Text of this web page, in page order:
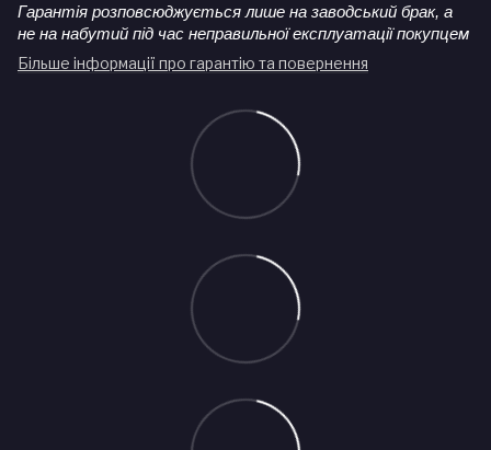
Гарантія розповсюджується лише на заводський брак, а
не на набутий під час неправильної експлуатації покупцем
Більше інформації про гарантію та повернення